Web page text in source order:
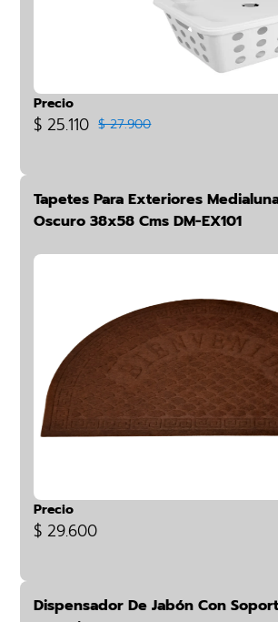
Precio
$ 25.110 $ 27.900
Tapetes Para Exteriores
Oscuro 38x58 Cms DM-EX101
Precio
$ 29.600
Dispensador De Jabón Con